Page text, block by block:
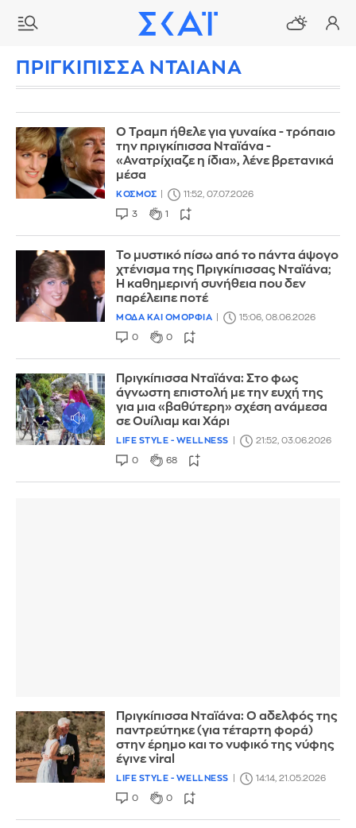
ΠΡΙΓΚΙΠΙΣΣΑ ΝΤΑΙΑΝΑ
Ο Τραμπ ήθελε για γυναίκα - τρόπαιο
την πριγκίπισσα Νταϊάνα -
«Ανατρίχιαζε η ίδια», λένε βρετανικά
μέσα
ΚΟΣΜΟΣ 11:52, 07.07.2026
3 1
Το μυστικό πίσω από το πάντα άψογο
χτένισμα της Πριγκίπισσας Νταϊάνα;
Η καθημερινή συνήθεια που δεν
παρέλειπε ποτέ
ΜΟΔΑ ΚΑΙ ΟΜΟΡΦΙΑ 15:06, 08.06.2026
0 0
Πριγκίπισσα Νταϊάνα: Στο φως
άγνωστη επιστολή με την ευχή της
για μια «βαθύτερη» σχέση ανάμεσα
σε Ουίλιαμ και Χάρι
LIFE STYLE - WELLNESS 21:52, 03.06.2026
0 68
Πριγκίπισσα Νταϊάνα: Ο αδελφός της
παντρεύτηκε (για τέταρτη φορά)
στην έρημο και το νυφικό της νύφης
έγινε viral
LIFE STYLE - WELLNESS 14:14, 21.05.2026
0 0